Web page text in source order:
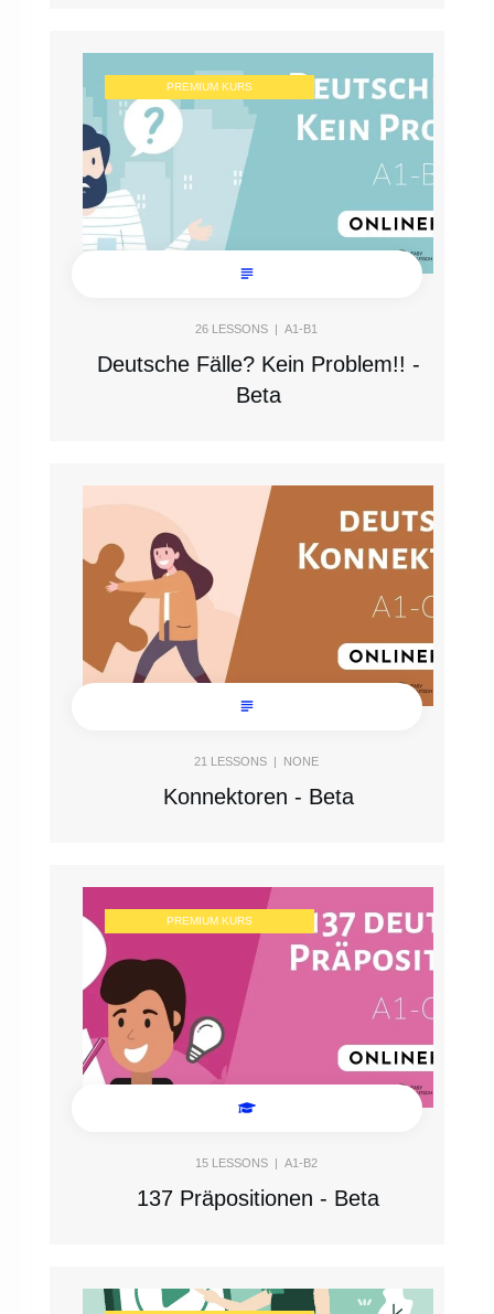
PREMIUM KURS
26LESSONS | A1-B1
Deutsche Fälle? Kein Problem!! -
Beta
21 LESSONS | NONE
Konnektoren - Beta
PREMIUM KURS
15LESSONS | A1-B2
137 Präpositionen - Beta